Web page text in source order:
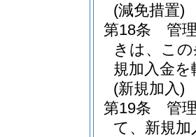
(減免措置)
第18条
管
きは、こ
規加入金
(新規加入)
第19条
管
て、新規